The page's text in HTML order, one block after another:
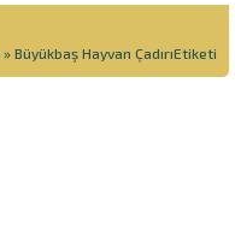
» Büyükbaş Hayvan ÇadırıEtiketi